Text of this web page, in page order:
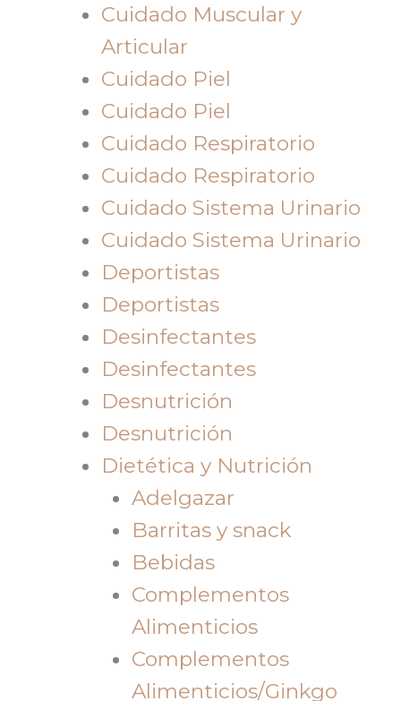
Cuidado Muscular y
Articular
Cuidado Piel
Cuidado Piel
Cuidado Respiratorio
Cuidado Respiratorio
Cuidado Sistema Urinario
Cuidado Sistema Urinario
Deportistas
Deportistas
Desinfectantes
Desinfectantes
Desnutrición
Desnutrición
Dietética y Nutrición
Adelgazar
Barritas y snack
Bebidas
Complementos
Alimenticios
Complementos
Alimenticios/Ginkgo